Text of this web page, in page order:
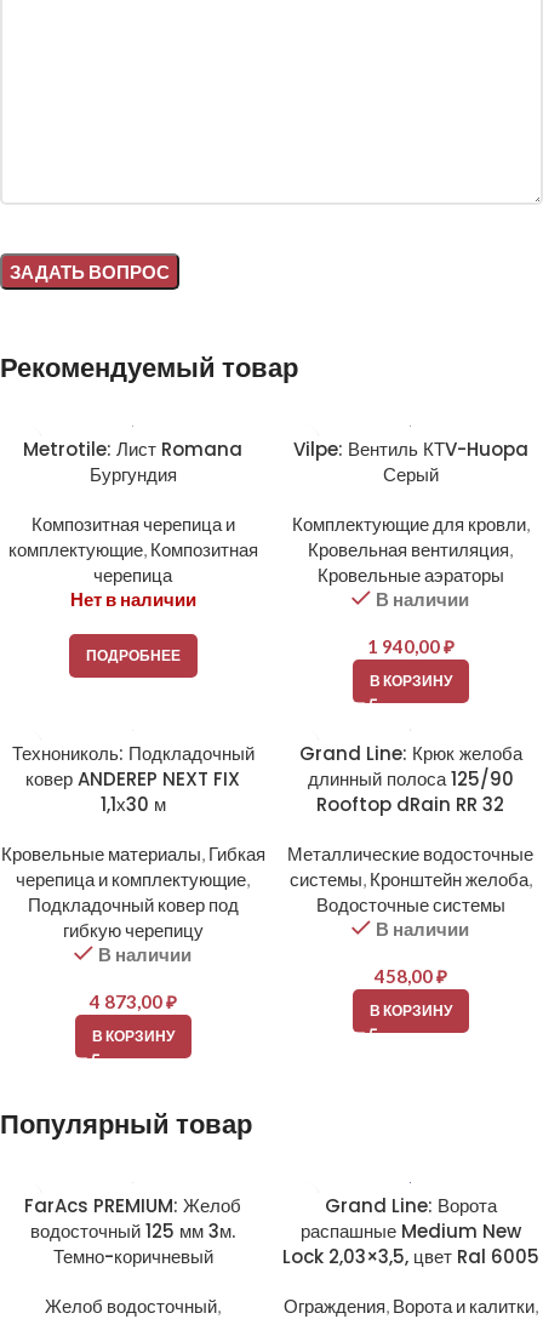
Рекомендуемый товар
Metrotile: Лист Romana
Бургундия
Композитная черепица и
комплектующие, Композитная
черепица
Нет в наличии
ПОДРОБНЕЕ
Vilpe: Вентиль КТV-Huopa
Серый
Комплектующие для кровли,
Кровельная вентиляция,
Кровельные аэраторы
В наличии
1 940,00₽
В КОРЗИНУ
Технониколь: Подкладочный
ковер ANDEREP NEXT FIX
1,1х30 м
Кровельные материалы, Гибкая
черепица и комплектующие,
Подкладочный ковер под
гибкую черепицу
В наличии
4 873,00₽
В КОРЗИНУ
Grand Line: Крюк желоба
длинный полоса 125/90
Rooftop dRain RR 32
Металлические водосточные
системы, Кронштейн желоба,
Водосточные системы
В наличии
458,00₽
В КОРЗИНУ
Популярный товар
FarAcs PREMIUM: Желоб
водосточный 125 мм 3м.
Темно-коричневый
Желоб водосточный,
Grand Line: Ворота
распашные Medium New
Lock 2,03×3,5, цвет Ral 6005
Ограждения, Ворота и калитки,